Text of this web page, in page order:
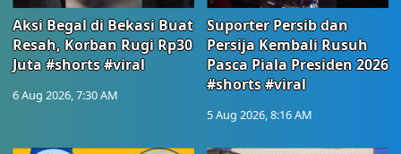
Aksi Begal di Bekasi Buat
Resah, Korban Rugi Rp30
Juta #shorts #viral
6 Aug 2026, 7:30 AM
Suporter Persib dan
Persija Kembali Rusuh
Pasca Piala Presiden 2026
#shorts #viral
5 Aug 2026, 8:16 AM